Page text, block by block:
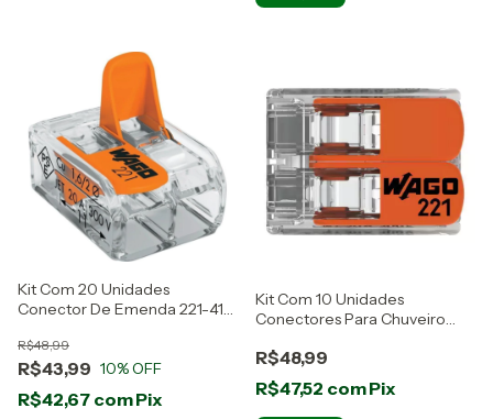
Kit Com 20 Unidades
Conector De Emenda 221-412
R$43,99
R$48,99
10% OFF
R$42,67 comPix
Kit Com 10 Unidades
Conectores Para Chuveiro
R$48,99
R$47,52 comPix